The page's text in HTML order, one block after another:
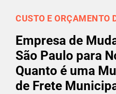
CUSTO E ORÇAMENTO
Empresa de
São Paulo para
Quanto é uma
de Frete